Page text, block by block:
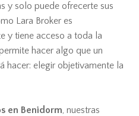
y solo puede ofrecerte sus
Lara Broker es
y tiene acceso a toda la
hacer algo que un
hacer: elegir objetivamente la
en Benidorm, nuestras